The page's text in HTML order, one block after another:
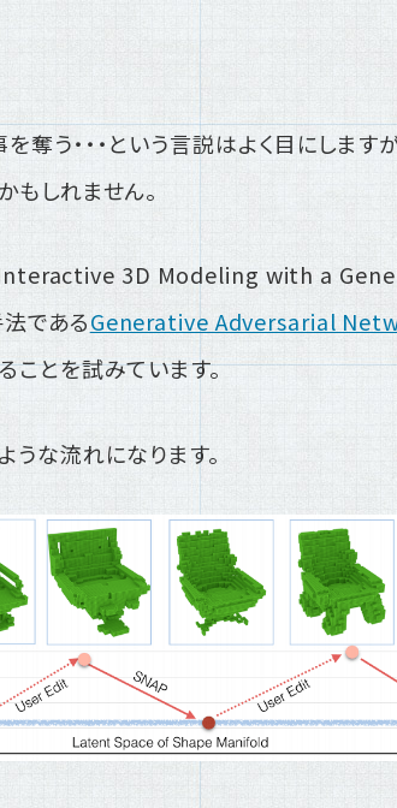
奪う・・・という言説はよく目にしま
もしれません。
3D Modeling with a
であるGenerative Adversarial
ことを試みています。
うな流れになります。